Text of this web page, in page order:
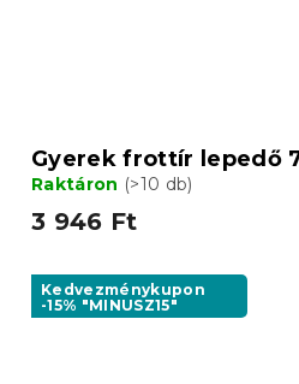
Gyerek frottír lepedő
Raktáron (>10 db)
3 946 Ft
Kedvezménykupon
-15% "MINUSZ15"